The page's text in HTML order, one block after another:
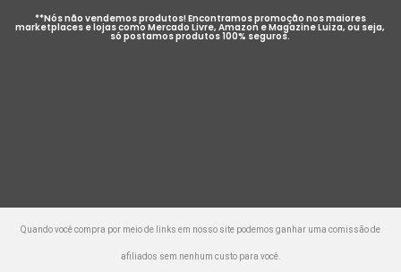
**Nós não vendemos produtos! Encontramos promoção nos maiores
marketplaces e lojas como Mercado Livre, Amazon e Magazine Luiza, ou seja,
só postamos produtos 100% seguros.
Quando você compra por meio de links em nosso site podemos ganhar uma comissão de
afiliados sem nenhum custo para você.